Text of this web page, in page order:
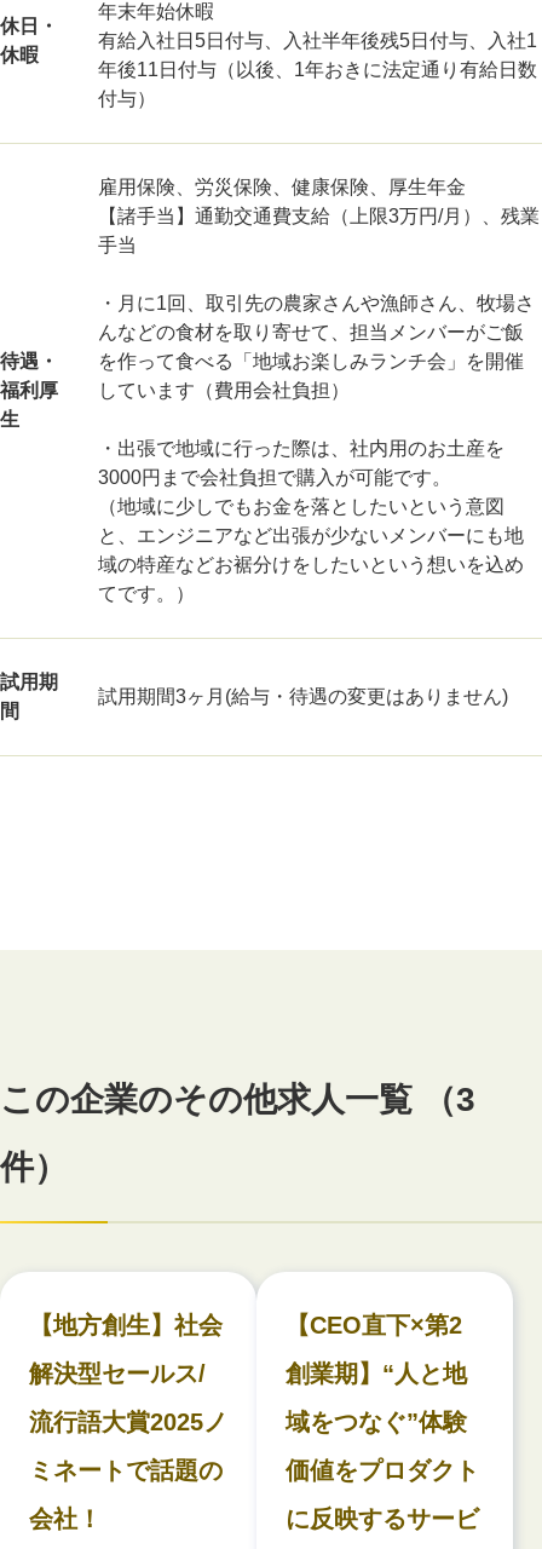
休日・
休暇
年末年始休暇
有給入社日5日付与、入社半年後残5日付与、入社1
年後11日付与（以後、1年おきに法定通り有給日数
付与）
待遇・
福利厚
生
雇用保険、労災保険、健康保険、厚生年金
【諸手当】通勤交通費支給（上限3万円/月）、残業
手当
・月に1回、取引先の農家さんや漁師さん、牧場さ
んなどの食材を取り寄せて、担当メンバーがご飯
を作って食べる「地域お楽しみランチ会」を開催
しています（費用会社負担）
・出張で地域に行った際は、社内用のお土産を
3000円まで会社負担で購入が可能です。
（地域に少しでもお金を落としたいという意図
と、エンジニアなど出張が少ないメンバーにも地
域の特産などお裾分けをしたいという想いを込め
てです。）
試用期
間
試用期間3ヶ月(給与・待遇の変更はありません)
この企業のその他求人一覧 （3
件）
【地方創生】社会
解決型セールス/
流行語大賞2025ノ
ミネートで話題の
会社！
【CEO直下×第2
創業期】“人と地
域をつなぐ”体験
価値をプロダクト
に反映するサービ